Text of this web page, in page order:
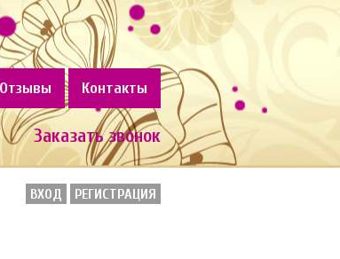
Отзывы Контакты
Заказать звонок
ВХОД РЕГИСТРАЦИЯ